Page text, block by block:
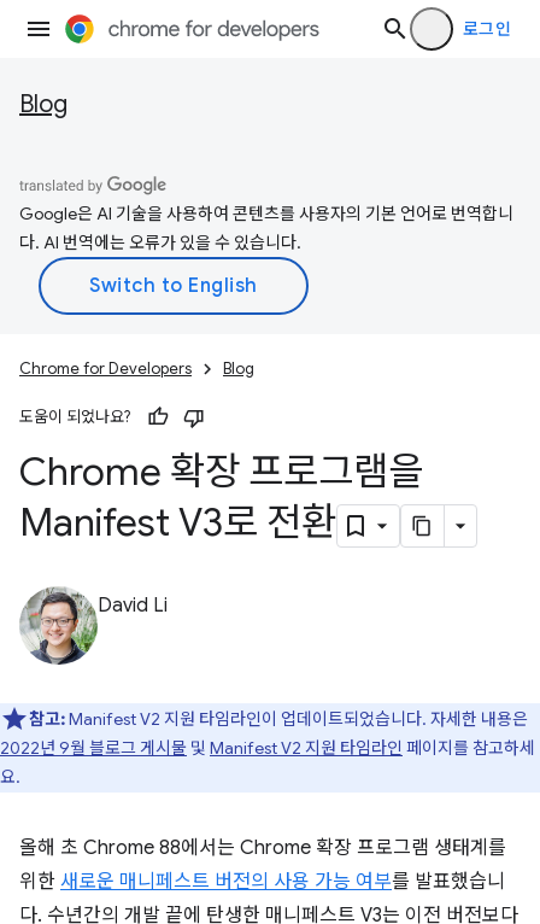
로그인
Blog
Google은 AI 기술을 사용하여 콘텐츠를 사용자의 기본 언어로 번역합니
다. AI 번역에는 오류가 있을 수 있습니다.
Chrome for Developers Blog
도움이 되었나요?
Chrome 확장 프로그램을
Manifest V3로 전환
David Li
참고:Manifest V2 지원 타임라인이 업데이트되었습니다. 자세한 내용은
2022년 9월 블로그 게시물 및 Manifest V2 지원 타임라인 페이지를 참고하세
요.
올해 초 Chrome 88에서는 Chrome 확장 프로그램 생태계를
위한 새로운 매니페스트 버전의 사용 가능 여부를 발표했습니
다. 수년간의 개발 끝에 탄생한 매니페스트 V3는 이전 버전보다